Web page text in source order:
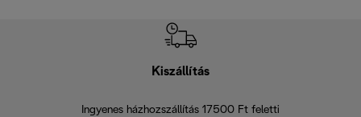
Kiszállítás
Ingyenes házhozszállítás 17500 Ft feletti